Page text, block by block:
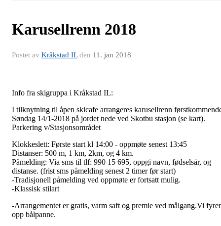
Karusellrenn 2018
Postet av Kråkstad ILden 11. jan 2018
Info fra skigruppa i Kråkstad IL:
I tilknytning til åpen skicafe arrangeres karusellrenn
Søndag 14/1-2018 på jordet nede ved Skotbu stasjon (se kart).
Parkering v/Stasjonsområdet
Klokkeslett: Første start kl 14:00 - oppmøte senest 13:45
Distanser: 500 m, 1 km, 2km, og 4 km.
Påmelding: Via sms til tlf: 990 15 695, oppgi navn, fødselsår, og
distanse. (frist sms påmelding senest 2 timer før start)
-Tradisjonell påmelding ved oppmøte er fortsatt mulig.
-Klassisk stilart
-Arrangementet er gratis, varm saft og premie ved målgang.Vi fyrer
opp bålpanne.